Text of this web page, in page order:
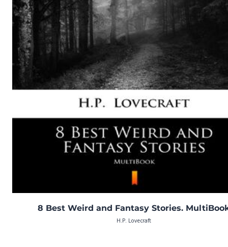
8 Best Weird and Fantasy Stories.
H.P. Lovecraft